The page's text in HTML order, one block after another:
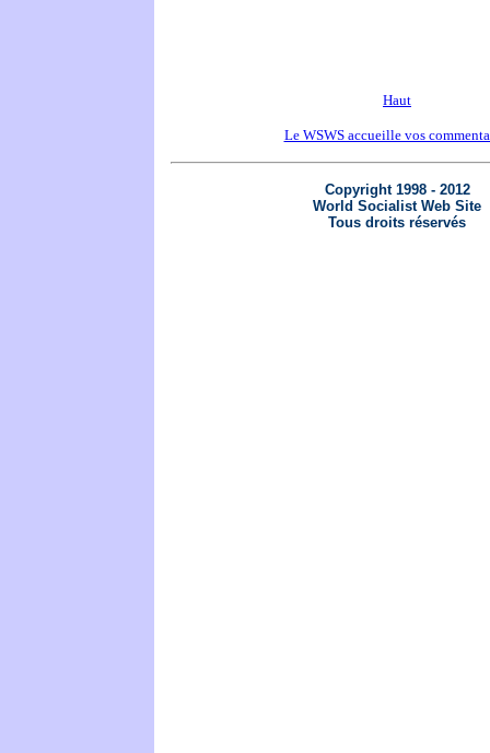
Haut
Le WSWS accueille vos
Copyright 1998 - 2012
World Socialist Web Site
Tous droits réservés